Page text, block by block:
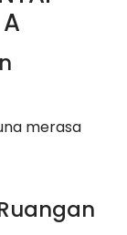
merasa